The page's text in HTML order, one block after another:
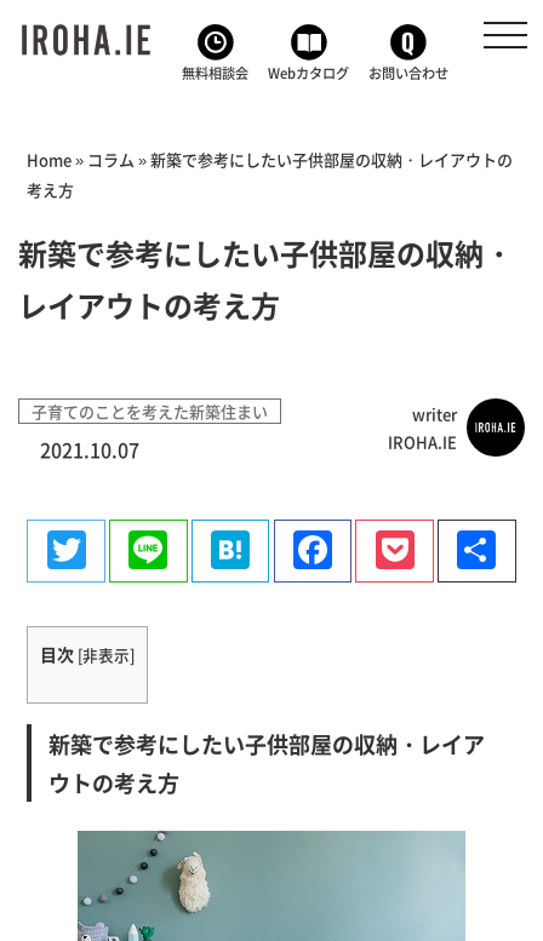
無料相談会 Webカタログ お問い合わせ
Home» コラム »新築で参考にしたい子供部屋の収納・レイアウトの
考え方
新築で参考にしたい子供部屋の収納・
レイアウトの考え方
子育てのことを考えた新築住まい
2021.10.07
writer
IROHA.IE
TwitterLine HatenaFacebook
Pocket
有
目次 [非表示]
新築で参考にしたい子供部屋の収納・レイア
ウトの考え方